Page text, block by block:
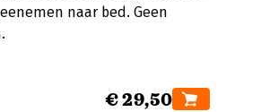
naar bed. Geen
€ 29,50